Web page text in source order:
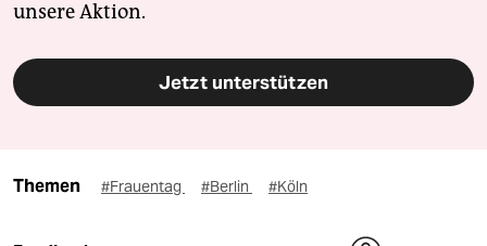
unsere Aktion.
Jetzt unterstützen
Themen #Frauentag #Berlin #Köln